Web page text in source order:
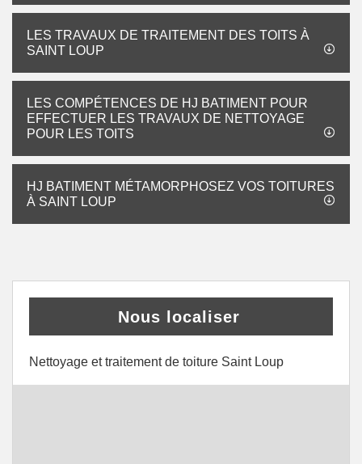
LES TRAVAUX DE TRAITEMENT DES TOITS À
SAINT LOUP
LES COMPÉTENCES DE HJ BATIMENT POUR
EFFECTUER LES TRAVAUX DE NETTOYAGE
POUR LES TOITS
HJ BATIMENT MÉTAMORPHOSEZ VOS TOITURES
À SAINT LOUP
Nous localiser
Nettoyage et traitement de toiture Saint Loup